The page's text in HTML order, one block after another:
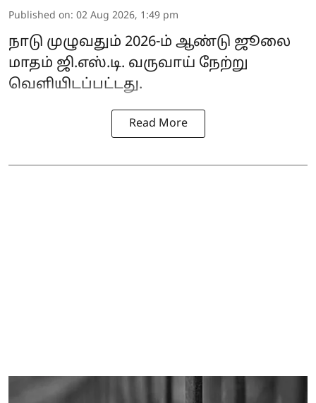
Published on: 02 Aug 2026, 1:49 pm
நாடு முழுவதும் 2026-ம் ஆண்டு ஜூலை
மாதம் ஜி.எஸ்.டி. வருவாய் நேற்று
வெளியிடப்பட்டது.
Read More